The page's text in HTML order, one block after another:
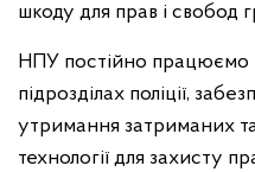
шкоду для прав і свобод
НПУ постійно
підрозділах поліції,
утримання затриманих
технології для захисту